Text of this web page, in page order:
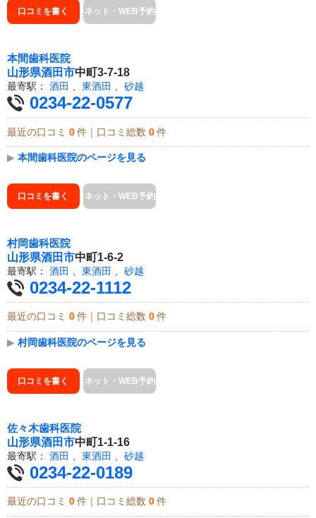
口コミを書く ネット・WEB予約
本間歯科医院
山形県酒田市中町3-7-18
最寄駅： 酒田 、 東酒田 、 砂越
0234-22-0577
最近の口コミ 0 件｜口コミ総数 0 件
▶ 本間歯科医院のページを見る
口コミを書く ネット・WEB予約
村岡歯科医院
山形県酒田市中町1-6-2
最寄駅： 酒田 東酒田 砂越
0234-22-1112
最近の口コミ 0 件｜口コミ総数 0 件
▶ 村岡歯科医院のページを見る
口コミを書く ネット・WEB予約
佐々木歯科医院
山形県酒田市中町1-1-16
最寄駅： 酒田 東酒田 砂越
0234-22-0189
最近の口コミ 0 件｜口コミ総数 0 件